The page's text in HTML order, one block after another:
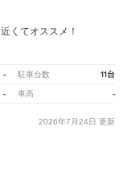
近くてオススメ！
- 駐車台数 11台
- 車高 -
2026年7月24日 更新